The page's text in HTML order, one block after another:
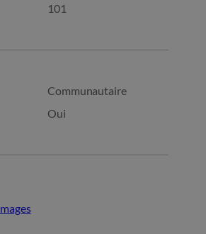
101
Communautaire
Oui